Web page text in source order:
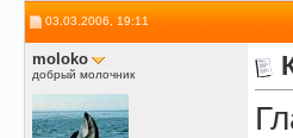
03.03.2006, 19:11
moloko
добрый молочник